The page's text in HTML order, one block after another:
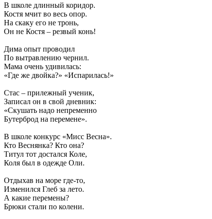
В школе длинный коридор.
Костя мчит во весь опор.
На скаку его не тронь,
Он не Костя – резвый конь!
Дима опыт проводил
По вытравлению чернил.
Мама очень удивилась:
«Где же двойка?» «Испарилась!»
Стас – прилежный ученик,
Записал он в свой дневник:
«Скушать надо непременно
Бутерброд на перемене».
В школе конкурс «Мисс Весна».
Кто Веснянка? Кто она?
Титул тот достался Коле,
Коля был в одежде Оли.
Отдыхав на море где-то,
Изменился Глеб за лето.
А какие перемены?
Брюки стали по колени.